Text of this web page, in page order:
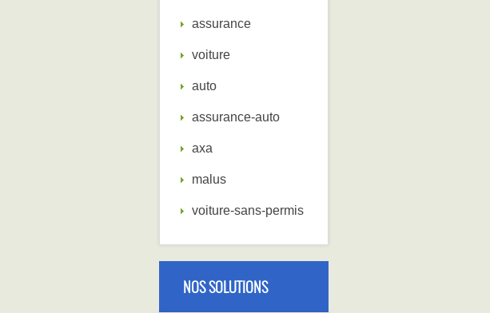
assurance
voiture
auto
assurance-auto
axa
malus
voiture-sans-permis
NOS SOLUTIONS